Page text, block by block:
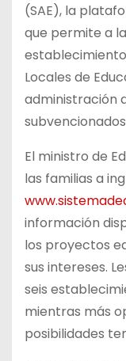
(SAE), la
que permite a
Locales de
administración
El ministro de
las familias a
información
los proyectos
sus intereses.
seis
mientras más
posibilidades